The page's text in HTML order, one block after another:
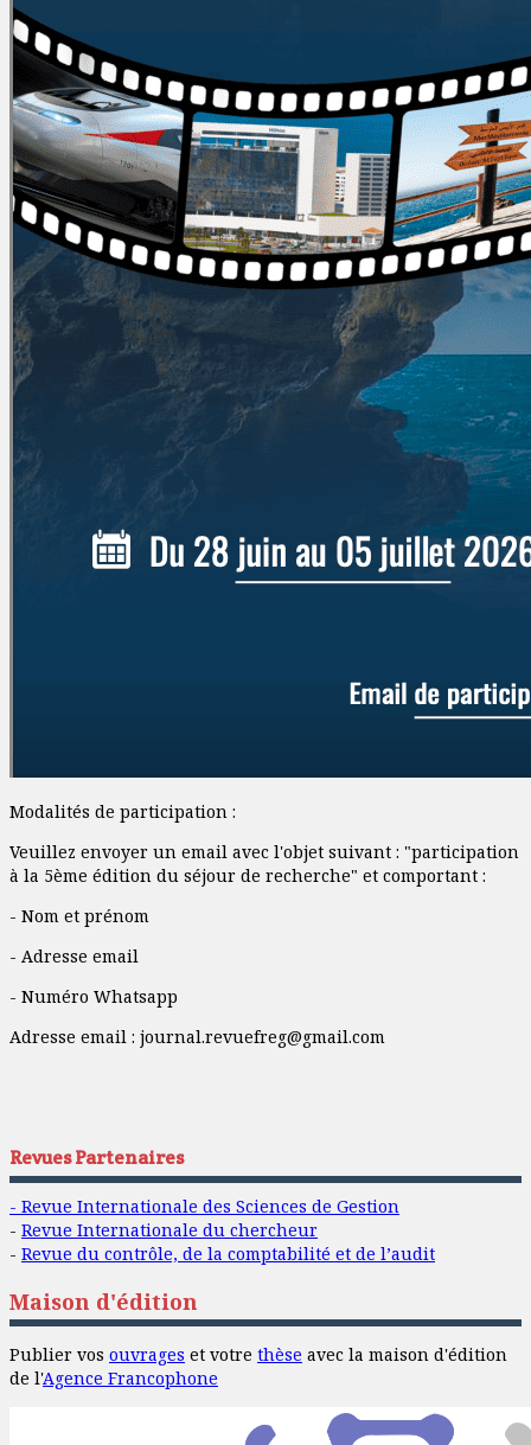
Modalités de participation :
Veuillez envoyer un email avec l'objet suivant : "participation
à la 5ème édition du séjour de recherche" et comportant :
- Nom et prénom
- Adresse email
- Numéro Whatsapp
Adresse email : journal.revuefreg@gmail.com
Revues Partenaires
- Revue Internationale des Sciences de Gestion
- Revue Internationale du chercheur
- Revue du contrôle, de la comptabilité et de l’audit
Maison d'édition
Publier vos ouvrages et votre thèse avec la maison d'édition
de l'Agence Francophone